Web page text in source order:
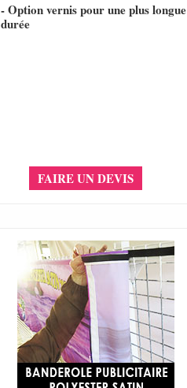
- Option vernis pour une plus longue
durée
FAIRE UN DEVIS